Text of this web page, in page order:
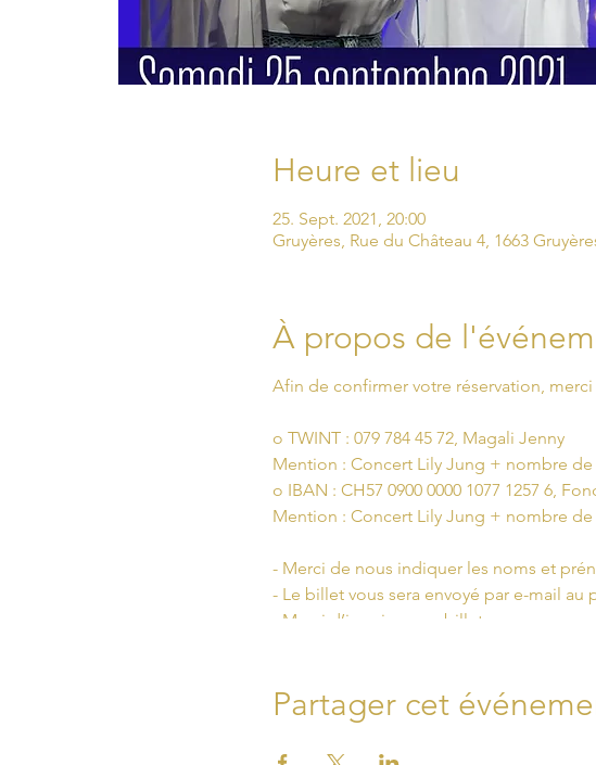
Heure et lieu
25. Sept. 2021, 20:00
Gruyères, Rue du Château 4, 1663
À propos de
Afin de confirmer votre réservation,
o TWINT : 079 784 45 72, Magali Jenny
Mention : Concert Lily Jung + nombre de
o IBAN : CH57 0900 0000 1077 1257 6,
Mention : Concert Lily Jung + nombre de
- Merci de nous indiquer les noms et
- Le billet vous sera envoyé par e-mail au
- Merci d’imprimer un billet par
Merci de respecter le protocole sanitaire :
o Port du masque obligatoire dès
o Respect des distances sanitaires dans
Partager cet